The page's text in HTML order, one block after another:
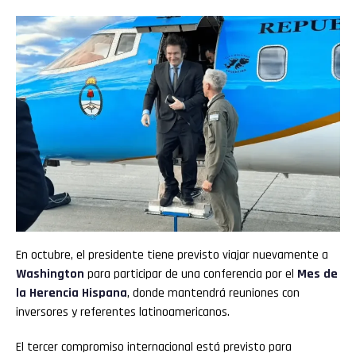
En octubre, el presidente tiene previsto viajar nuevamente a
Washington para participar de una conferencia por el Mes de
la Herencia Hispana, donde mantendrá reuniones con
inversores y referentes latinoamericanos.
El tercer compromiso internacional está previsto para